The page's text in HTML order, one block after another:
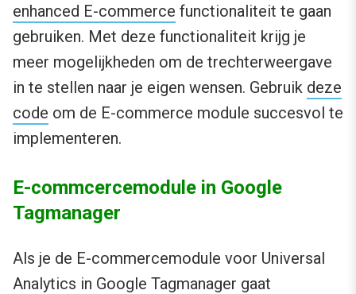
enhanced E-commerce functionaliteit te gaan
gebruiken. Met deze functionaliteit krijg je
meer mogelijkheden om de trechterweergave
in te stellen naar je eigen wensen. Gebruik deze
code om de E-commerce module succesvol te
implementeren.
E-commcercemodule in Google
Tagmanager
Als je de E-commercemodule voor Universal
Analytics in Google Tagmanager gaat